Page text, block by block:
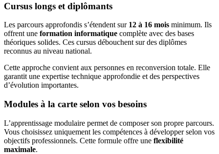
Cursus longs et diplômants
Les parcours approfondis s’étendent sur 12 à 16 mois minimum. Ils
offrent une formation informatique complète avec des bases
théoriques solides. Ces cursus débouchent sur des diplômes
reconnus au niveau national.
Cette approche convient aux personnes en reconversion totale. Elle
garantit une expertise technique approfondie et des perspectives
d’évolution importantes.
Modules à la carte selon vos besoins
L’apprentissage modulaire permet de composer son propre parcours.
Vous choisissez uniquement les compétences à développer selon vos
objectifs professionnels. Cette formule offre une flexibilité
maximale.